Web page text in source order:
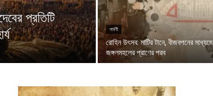
প্রতিটি
পার্বণী
রোহিন উৎসব: মাটির টানে, বীজবপনের মাধ্যমে
জঙ্গলমহলের প্রাণের পরব